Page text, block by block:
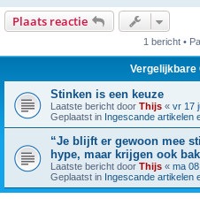
Plaats reactie
1 bericht •
Vergelijkbare
Stinken is een keuze
Laatste bericht door Thijs « vr 17
Geplaatst in Ingescande artikelen
“Je blijft er gewoon mee
hype, maar krijgen ook
Laatste bericht door Thijs « ma
Geplaatst in Ingescande artikelen